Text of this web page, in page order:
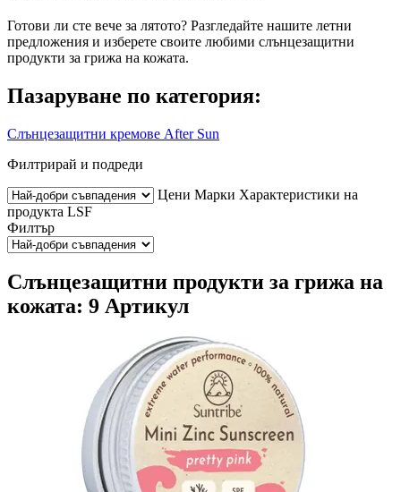
Готови ли сте вече за лятото? Разгледайте нашите летни
предложения и изберете своите любими слънцезащитни
продукти за грижа на кожата.
Пазаруване по категория:
Слънцезащитни кремове After Sun
Филтрирай и подреди
Цени Марки Характеристики на
продукта LSF
Филтър
Слънцезащитни продукти за грижа на
кожата: 9 Артикул